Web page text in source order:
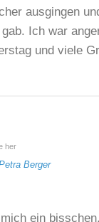
ausgingen
Ich war
und viele
her
Berger
ein